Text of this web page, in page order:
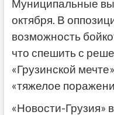
Муниципальные
октября. В
возможность
что спешить с
«Грузинской
«тяжелое
«Новости-Грузия»